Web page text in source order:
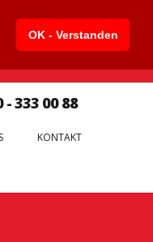
OK - Verstanden
- 333 00 88
KONTAKT